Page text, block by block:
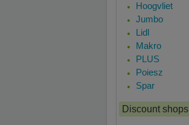
Hoogvliet
Jumbo
Lidl
Makro
PLUS
Poiesz
Spar
Discount shops